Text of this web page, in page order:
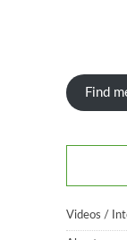
Find
Videos /